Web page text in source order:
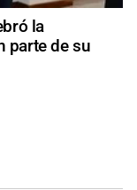
la
parte de su